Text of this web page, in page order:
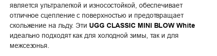
является ультралегкой и износостойкой, обеспечивает
отличное сцепление с поверхностью и предотвращает
скольжение на льду. Эти UGG CLASSIC MINI BLOW White
идеально подходят как для холодной зимы, так и для
межсезонья.